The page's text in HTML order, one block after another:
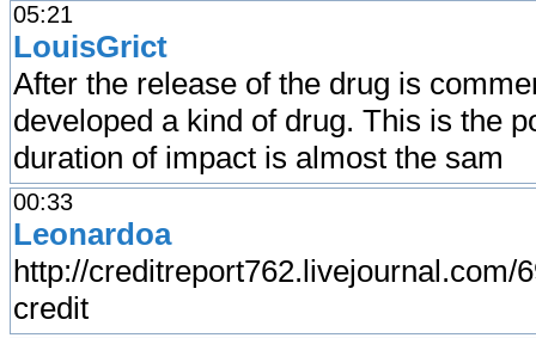
05:21
LouisGrict
After the release of the drug is
developed a kind of drug. This is the
duration of impact is almost the sam
00:33
Leonardoa
http://creditreport762.livejournal.com/
credit